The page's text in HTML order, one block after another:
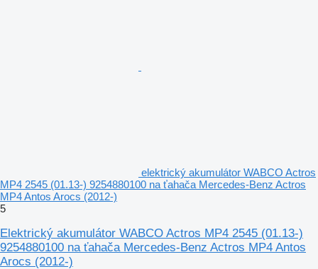
elektrický akumulátor WABCO Actros
MP4 2545 (01.13-) 9254880100 na ťahača Mercedes-Benz Actros
MP4 Antos Arocs (2012-)
5
Elektrický akumulátor WABCO Actros MP4 2545 (01.13-)
9254880100 na ťahača Mercedes-Benz Actros MP4 Antos
Arocs (2012-)